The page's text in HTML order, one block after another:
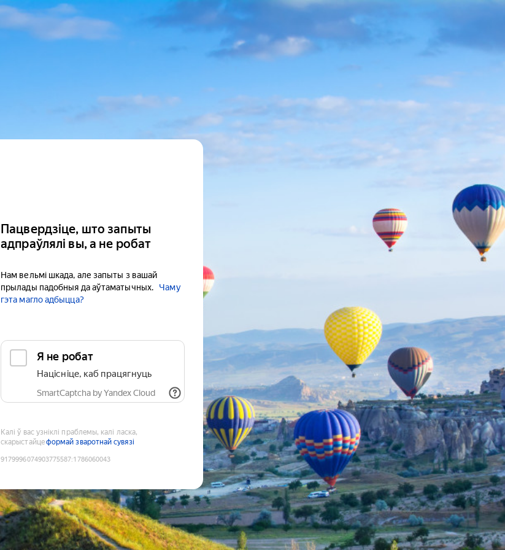
Пацвердзіце, што запыты
адпраўлялі вы, а не робат
Нам вельмі шкада, але запыты з вашай
прылады падобныя да аўтаматычных.
Чаму
гэта магло адбыцца?
Я не робат
Націсніце, каб працягнуць
SmartCaptcha by Yandex Cloud
Калі ў вас узніклі праблемы, калі ласка,
скарыстайцеформай зваротнай сувязі
9179996074903775587:1786060043